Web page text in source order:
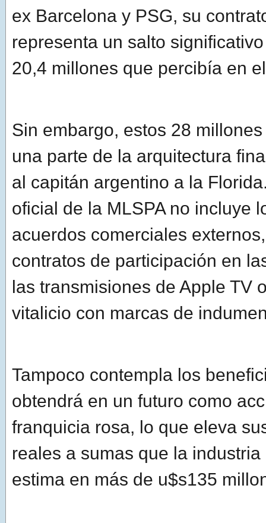
ex Barcelona y PSG, su
representa un salto
20,4 millones que percibía en
Sin embargo, estos 28
una parte de la arquitectura
al capitán argentino a la
oficial de la MLSPA no incluye
acuerdos comerciales
contratos de participación en
las transmisiones de Apple TV
vitalicio con marcas de
Tampoco contempla los
obtendrá en un futuro como
franquicia rosa, lo que eleva
reales a sumas que la
estima en más de u$s135